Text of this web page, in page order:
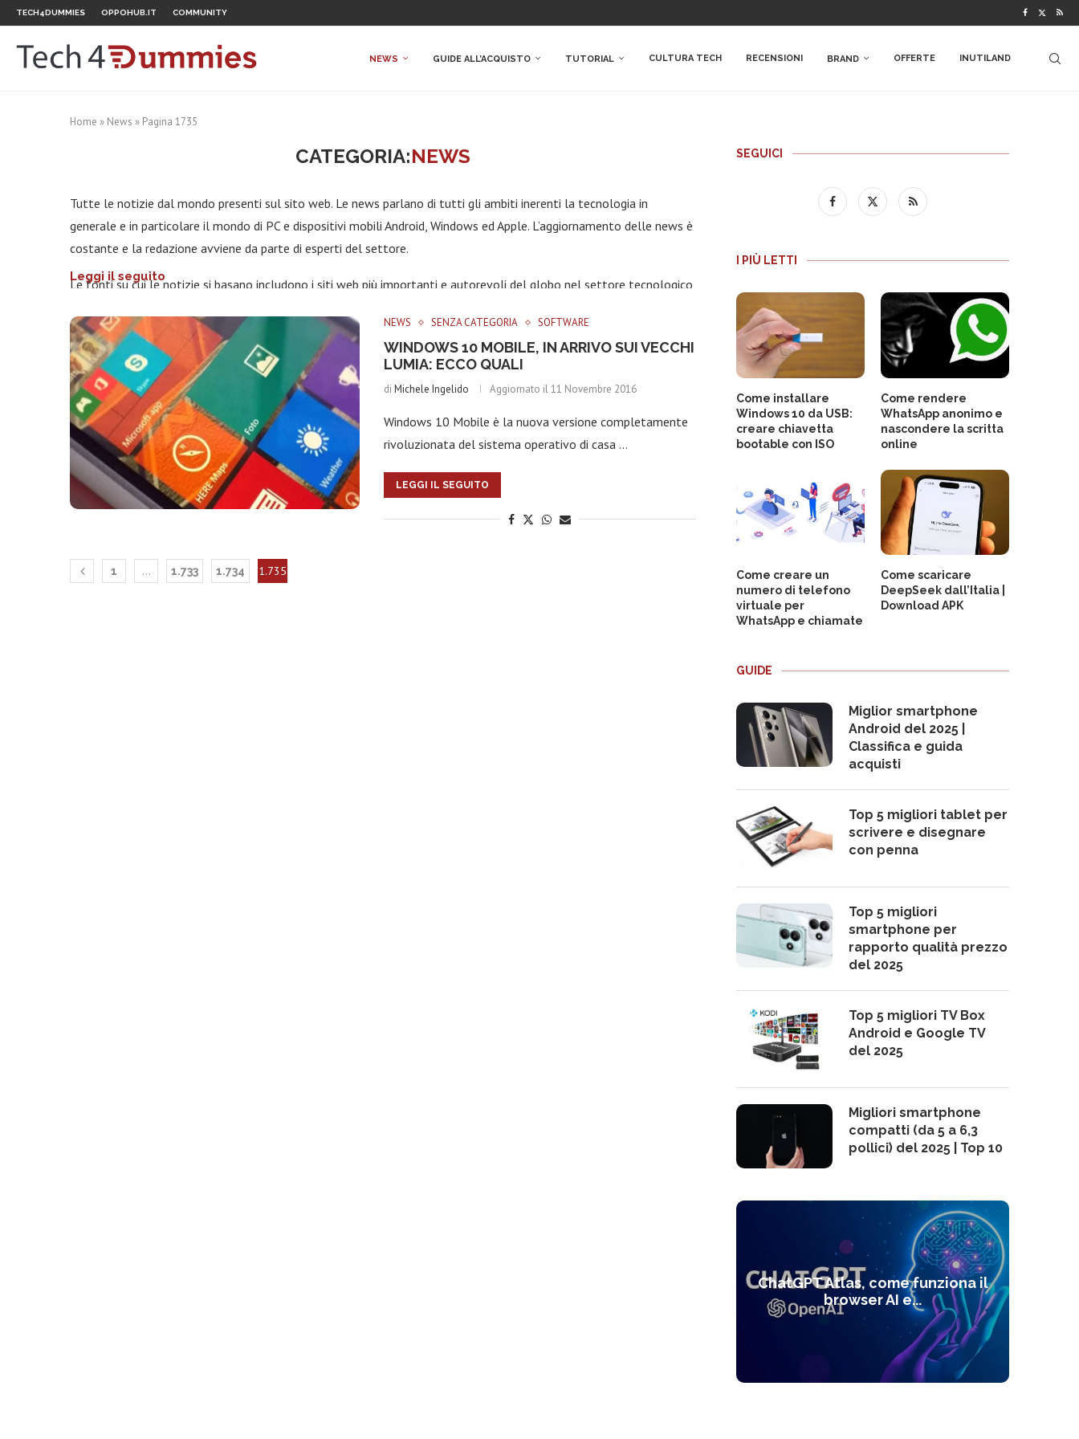
TECH4DUMMIES OPPOHUB.IT COMMUNITY
NEWS GUIDE ALL’ACQUISTO TUTORIAL CULTURA TECH RECENSIONI BRAND OFFERTE INUTILAND
Home » News » Pagina 1735
CATEGORIA:NEWS
Tutte le notizie dal mondo presenti sul sito web. Le news parlano di tutti gli ambiti inerenti la tecnologia in
generale e in particolare il mondo di PC e dispositivi mobili Android, Windows ed Apple. L’aggiornamento delle news è
costante e la redazione avviene da parte di esperti del settore.
Le fonti su cui le notizie si basano includono i siti web più importanti e autorevoli del globo nel settore tecnologico,
contenuti esclusivi. Il sito si focalizza quindi sul reperire i contenuti più attuali che possano scaturire nel più alto
grado di informazione ed interesse dei lettori.
Per restare sempre aggiornato e ricevere le ultime notizie sul mondo hi-tech anche al di fuori del sito,seguici su
Google Newscliccando la stellina
Per notizie su argomenti più specifici, visita la sezione Brando scopri le sottocategorie delle News:
Smartphone
PC & Tablet
Software
App & Gaming
Leggi il seguito
NEWS SENZA CATEGORIA SOFTWARE
WINDOWS 10 MOBILE, IN ARRIVO SUI VECCHI
LUMIA: ECCO QUALI
di Michele Ingelido Aggiornato il11 Novembre 2016
Windows 10 Mobile è la nuova versione completamente
rivoluzionata del sistema operativo di casa …
LEGGI IL SEGUITO
1 … 1.733 1.734 1.735
SEGUICI
I PIÙ LETTI
Come installare
Windows 10 da USB:
creare chiavetta
bootable con ISO
Come rendere
WhatsApp anonimo e
nascondere la scritta
online
Come creare un
numero di telefono
virtuale per
WhatsApp e chiamate
Come scaricare
DeepSeek dall’Italia |
Download APK
GUIDE
Miglior smartphone
Android del 2025 |
Classifica e guida
acquisti
Top 5 migliori tablet per
scrivere e disegnare
con penna
Top 5 migliori
smartphone per
rapporto qualità prezzo
del 2025
Top 5 migliori TV Box
Android e Google TV
del 2025
Migliori smartphone
compatti (da 5 a 6,3
pollici) del 2025 | Top 10
ChatGPT Atlas, come funziona il
browser AI e...